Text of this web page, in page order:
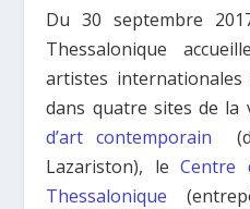
Du 30 septembre
Thessalonique
artistes
dans quatre sites de la
d’art contemporain
Lazariston), leCentre
Thessalonique